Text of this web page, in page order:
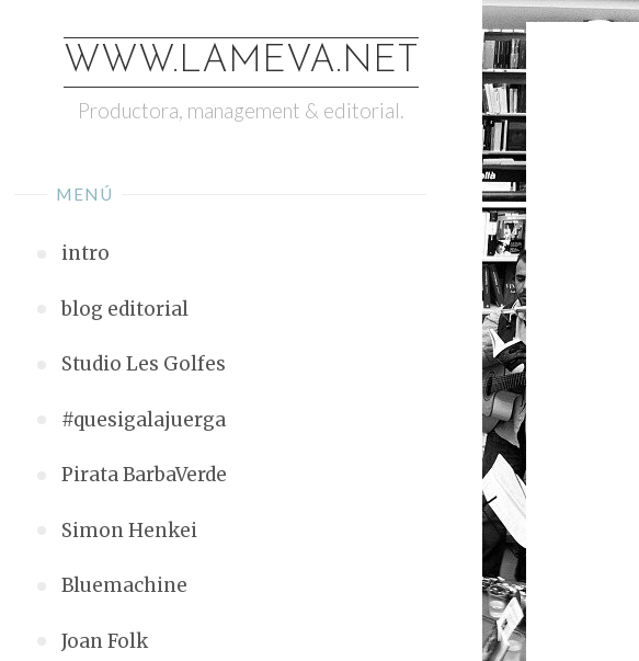
contenidoWWW.LAMEVA.NET
Productora, management & editorial.
MENÚ
intro
blog editorial
Studio Les Golfes
#quesigalajuerga
Pirata BarbaVerde
Simon Henkei
Bluemachine
Joan Folk